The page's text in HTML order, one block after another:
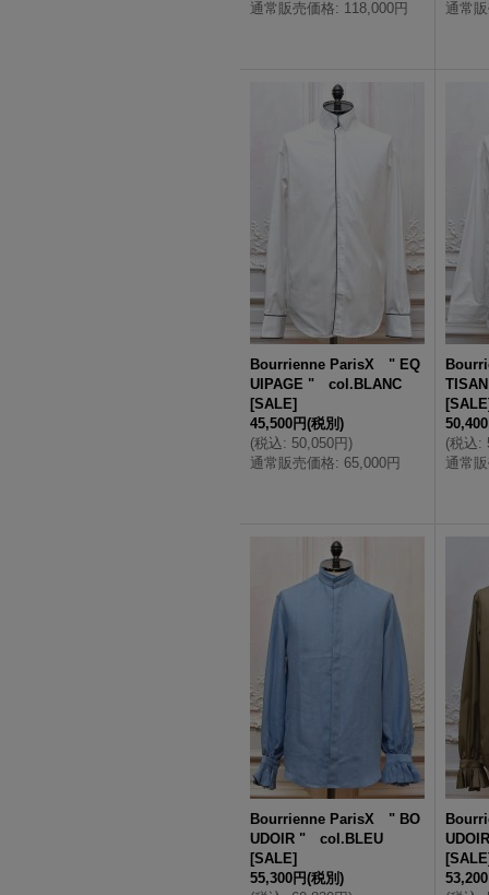
通常販売価格: 118,000円
通常
Bourrienne ParisX " EQ
UIPAGE " col.BLANC
[SALE]
45,500円(税別)
(税込: 50,050円)
通常販売価格: 65,000円
[SALE
(税込:
通常
Bourrienne ParisX " BO
UDOIR " col.BLEU
[SALE]
55,300円(税別)
[SALE